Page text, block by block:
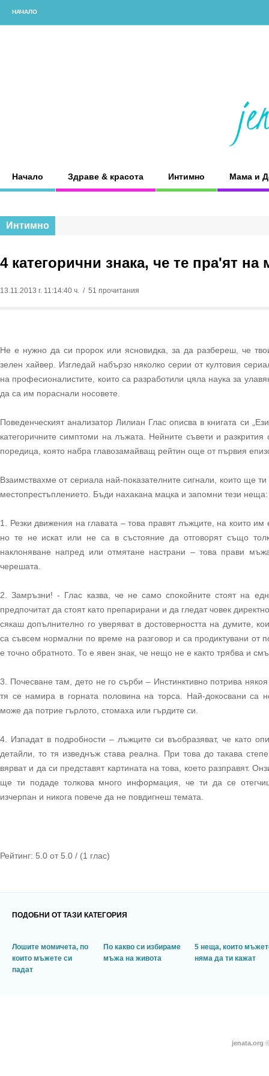
НАЧАЛО
Начало Здраве & красота Интимно Мама и
Интимно
4 категорични знака, че те пра'ят на
13.11.2013 г. 11:14:40 ч. / 51 прочитания
Не е нужно да си пророк или ясновидка, за да разбереш, че
зелен хайвер. Изгледай набързо няколко серии от култовия
на професионалистите, които са разработили цяла наука за
да са им пораснали носовете.
Поведенческият анализатор Лилиан Глас описва в книгата си
категоричните симптоми на лъжата. Нейните съвети и разкрития
поредица, която набра главозамайващ рейтин още от първия
Взаимствахме от сериала най-показателните сигнали, които ще
местопрестъплението. Бъди нахакана мацка и запомни тези неща:
1. Резки движения на главата – това правят лъжците, на които
но те не искат или не са в състояние да отговорят също
наклоняване напред или отмятане настрани – това прави
черешата.
2. Замръзни! - Глас казва, че не само спокойните стоят на
предпочитат да стоят като препарирани и да гледат човек
сякаш допълнително го уверяват в достоверността на думите,
са съвсем нормални по време на разговор и са продиктувани от
е точно обратното. То е явен знак, че нещо не е както трябва и
3. Почесване там, дето не го сърби – Инстинктивно потрива
тя се намира в горната половина на торса. Най-докосвани са
може да потрие гърлото, стомаха или гърдите си.
4. Изпадат в подробности – лъжците си въобразяват, че като
детайли, то тя изведнъж става реална. При това до такава
вярват и да си представят картината на това, което разправят.
ще ти подаде толкова много информация, че ти да се
изчерпан и никога повече да не повдигнеш темата.
Рейтинг: 5.0 от 5.0 / (1 глас)
ПОДОБНИ ОТ ТАЗИ КАТЕГОРИЯ
Лошите момичета, по
които мъжете си
падат
По какво си избираме
мъжа на живота
5 неща, които
няма да ти кажат
jenata.org